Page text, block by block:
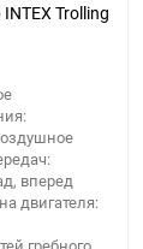
Trolling
вперед
двигателя: